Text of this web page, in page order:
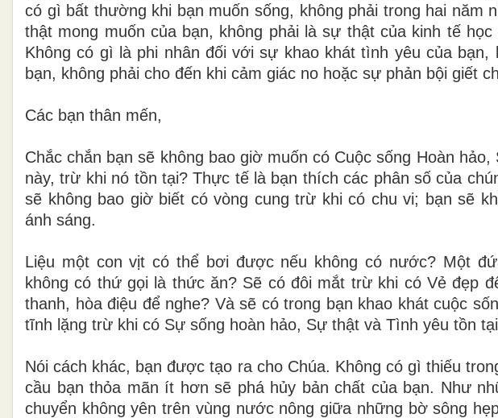
có gì bất thường khi bạn muốn sống, không phải trong hai năm
thật mong muốn của bạn, không phải là sự thật của kinh tế
Không có gì là phi nhân đối với sự khao khát tình yêu của bạn,
bạn, không phải cho đến khi cảm giác no hoặc sự phản bội giết
Các bạn thân mến,
Chắc chắn bạn sẽ không bao giờ muốn có Cuộc sống Hoàn
này, trừ khi nó tồn tại? Thực tế là bạn thích các phân số của
sẽ không bao giờ biết có vòng cung trừ khi có chu vi; bạn sẽ
ánh sáng.
Liệu một con vịt có thể bơi được nếu không có nước? Một
không có thứ gọi là thức ăn? Sẽ có đôi mắt trừ khi có Vẻ đẹp
thanh, hòa điệu để nghe? Và sẽ có trong bạn khao khát cuộc
tĩnh lặng trừ khi có Sự sống hoàn hảo, Sự thật và Tình yêu tồn
Nói cách khác, bạn được tạo ra cho Chúa. Không có gì thiếu
cầu bạn thỏa mãn ít hơn sẽ phá hủy bản chất của bạn. Như
chuyển không yên trên vùng nước nông giữa những bờ sông